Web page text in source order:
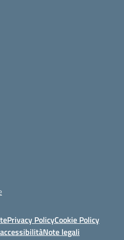
Privacy PolicyCookie Policy
Note legali